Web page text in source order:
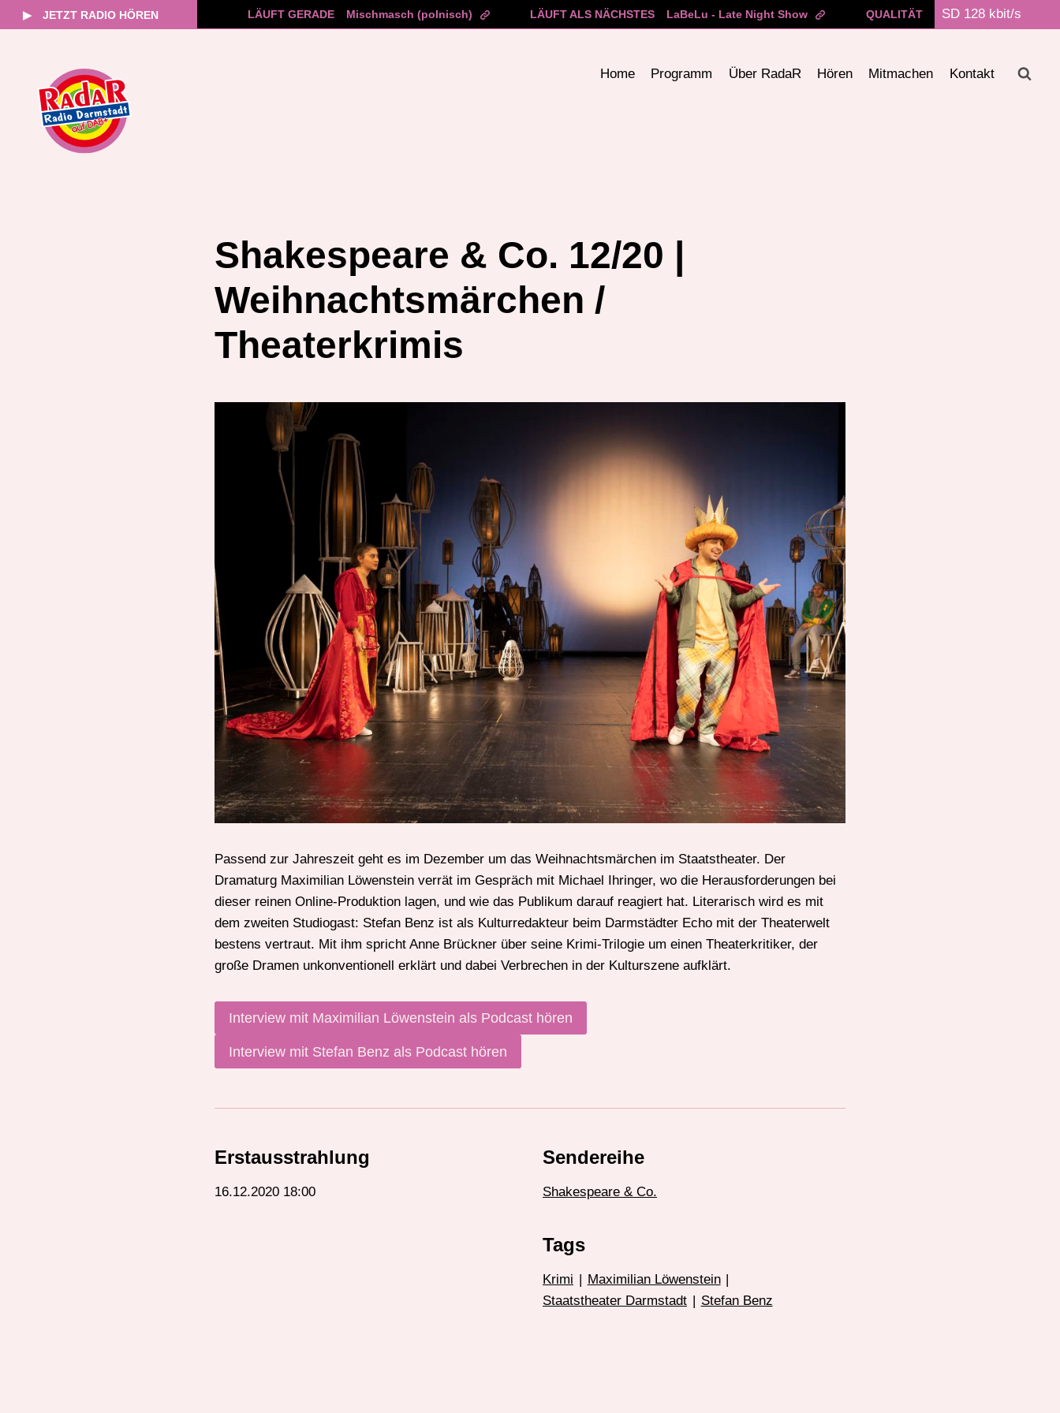
▶ JETZT RADIO HÖREN LÄUFT GERADE Mischmasch (polnisch) LÄUFT ALS NÄCHSTES LaBeLu - Late Night Show QUALITÄT
Home Programm Über RadaR Hören Mitmachen Kontakt
Shakespeare & Co. 12/20 |
Weihnachtsmärchen /
Theaterkrimis
Passend zur Jahreszeit geht es im Dezember um das Weihnachtsmärchen im Staatstheater. Der
Dramaturg Maximilian Löwenstein verrät im Gespräch mit Michael Ihringer, wo die Herausforderungen bei
dieser reinen Online-Produktion lagen, und wie das Publikum darauf reagiert hat. Literarisch wird es mit
dem zweiten Studiogast: Stefan Benz ist als Kulturredakteur beim Darmstädter Echo mit der Theaterwelt
bestens vertraut. Mit ihm spricht Anne Brückner über seine Krimi-Trilogie um einen Theaterkritiker, der
große Dramen unkonventionell erklärt und dabei Verbrechen in der Kulturszene aufklärt.
Interview mit Maximilian Löwenstein als Podcast hören
Interview mit Stefan Benz als Podcast hören
Erstausstrahlung
16.12.2020 18:00
Sendereihe
Shakespeare & Co.
Tags
Krimi | Maximilian Löwenstein |
Staatstheater Darmstadt | Stefan Benz